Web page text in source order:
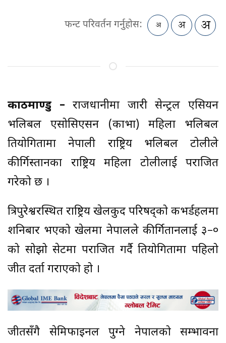
फन्ट परिवर्तन गर्नुहोस:
काठमाण्डु – राजधानीमा जारी सेन्ट्रल एसियन
भलिबल एसोसिएसन (काभा) महिला भलिबल
प्रतियोगितामा नेपाली राष्ट्रिय भलिबल टोलीले
कीर्गिस्तानका राष्ट्रिय महिला टोलीलाई पराजित
गरेको छ ।
त्रिपुरेश्वरस्थित राष्ट्रिय खेलकुद परिषद्को कभर्डहलमा
शनिबार भएको खेलमा नेपालले कीर्गितानलाई ३–०
को सोझो सेटमा पराजित गर्दै प्रतियोगितामा पहिलो
जीत दर्ता गराएको हो ।
जीतसँगै सेमिफाइनल पुग्ने नेपालको सम्भावना